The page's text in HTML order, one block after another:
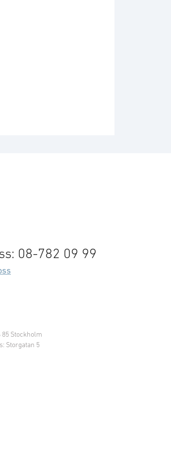
08-782 09 99
85 Stockholm
Storgatan 5